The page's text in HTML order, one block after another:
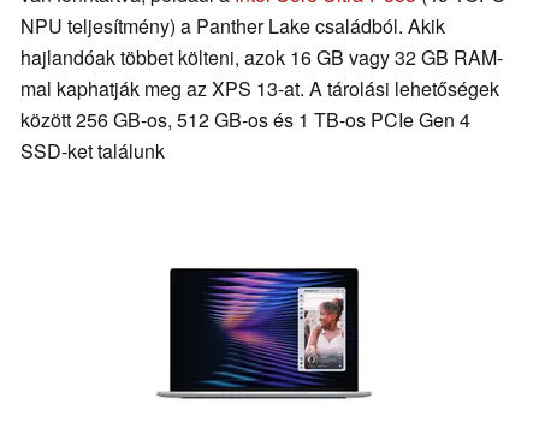
NPU teljesítmény) a Panther Lake családból. Akik
hajlandóak többet költeni, azok 16 GB vagy 32 GB RAM-
mal kaphatják meg az XPS 13-at. A tárolási lehetőségek
között 256 GB-os, 512 GB-os és 1 TB-os PCIe Gen 4
SSD-ket találunk